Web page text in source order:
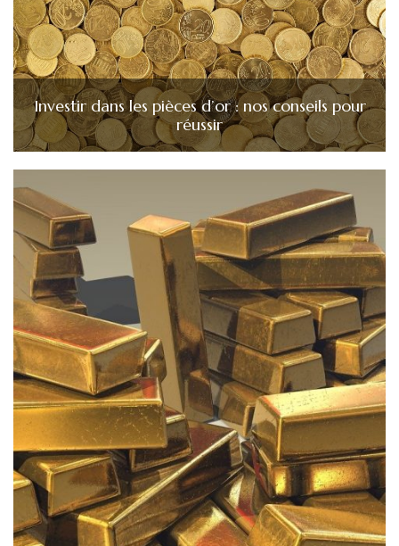
Investir dans les pièces d’or : nos conseils pour
réussir